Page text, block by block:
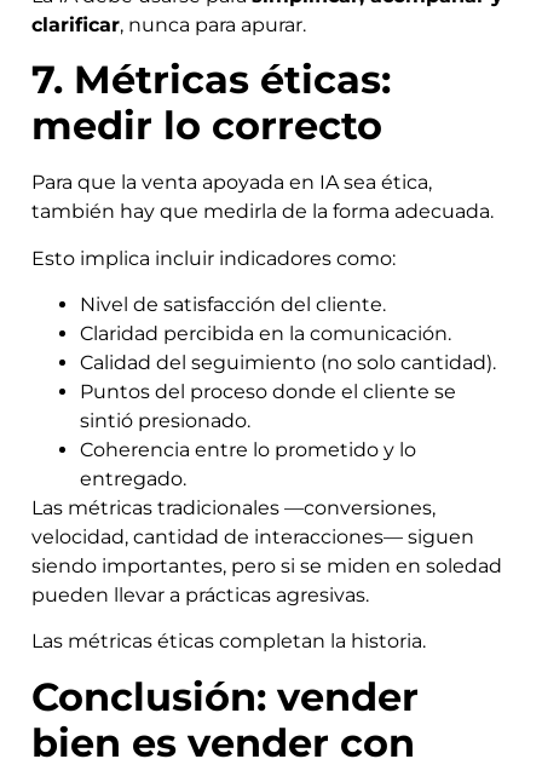
clarificar, nunca para apurar.
7. Métricas éticas:
medir lo correcto
Para que la venta apoyada en IA sea ética,
también hay que medirla de la forma adecuada.
Esto implica incluir indicadores como:
Nivel de satisfacción del cliente.
Claridad percibida en la comunicación.
Calidad del seguimiento (no solo cantidad).
Puntos del proceso donde el cliente se
sintió presionado.
Coherencia entre lo prometido y lo
entregado.
Las métricas tradicionales —conversiones,
velocidad, cantidad de interacciones— siguen
siendo importantes, pero si se miden en soledad
pueden llevar a prácticas agresivas.
Las métricas éticas completan la historia.
Conclusión: vender
bien es vender con